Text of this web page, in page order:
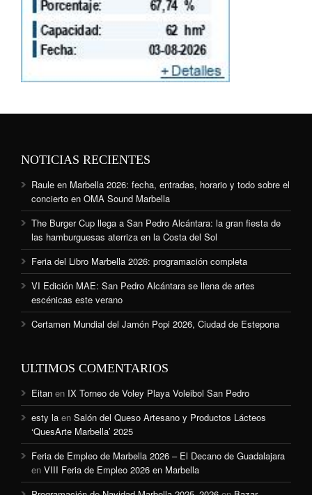
NOTICIAS RECIENTES
Raule en Marbella 2026: fecha, entradas, horario y todo sobre el
concierto en OMA Sound Marbella
The Burger Cup llega a San Pedro Alcántara: la gran fiesta de
las hamburguesas aterriza en la Costa del Sol
Feria del Libro Marbella 2026: programación completa
VI Edición MAE: San Pedro Alcántara se llena de artes
escénicas este verano
Certamen Mundial del Jamón Popi 2026, Ciudad de Estepona
ULTIMOS COMENTARIOS
Eitan en IX Torneo de Voley Playa Voleibol San Pedro
esty la en Salón del Queso Artesano y Productos Lácteos
‘QuesArte Marbella’ 2025
Feria de Empleo de Marbella 2026 – El Decano de Guadalajara
en VIII Feria de Empleo 2026 en Marbella